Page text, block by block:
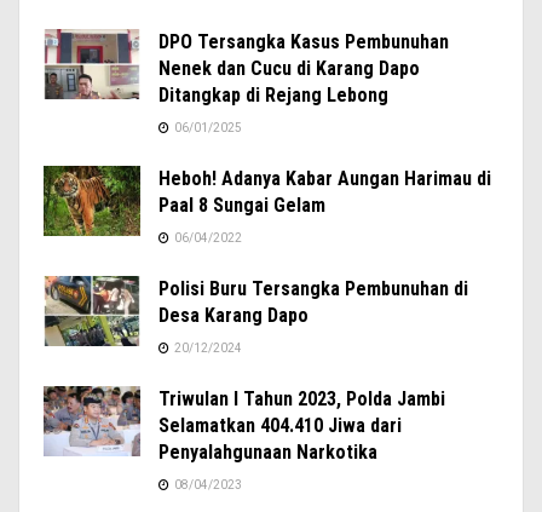
DPO Tersangka Kasus Pembunuhan
Nenek dan Cucu di Karang Dapo
Ditangkap di Rejang Lebong
06/01/2025
Heboh! Adanya Kabar Aungan Harimau di
Paal 8 Sungai Gelam
06/04/2022
Polisi Buru Tersangka Pembunuhan di
Desa Karang Dapo
20/12/2024
Triwulan I Tahun 2023, Polda Jambi
Selamatkan 404.410 Jiwa dari
Penyalahgunaan Narkotika
08/04/2023